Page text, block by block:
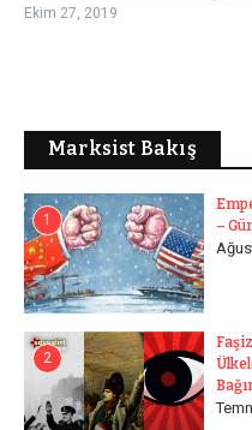
Ekim 27, 2019
Marksist Bakış
1
–
2